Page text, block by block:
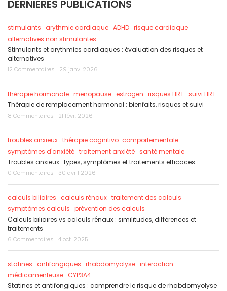
DERNIÈRES PUBLICATIONS
stimulants arythmie cardiaque ADHD risque cardiaque
alternatives non stimulantes
Stimulants et arythmies cardiaques : évaluation des risques et
alternatives
12 Commentaires | 29 janv. 2026
thérapie hormonale menopause estrogen risques HRT suivi HRT
Thérapie de remplacement hormonal : bienfaits, risques et suivi
8 Commentaires | 21 févr. 2026
troubles anxieux thérapie cognitivo-comportementale
symptômes d'anxiété traitement anxiété santé mentale
Troubles anxieux : types, symptômes et traitements efficaces
0 Commentaires | 30 avril 2026
calculs biliaires calculs rénaux traitement des calculs
symptômes calculs prévention des calculs
Calculs biliaires vs calculs rénaux : similitudes, différences et
traitements
6 Commentaires | 4 oct. 2025
statines antifongiques rhabdomyolyse interaction
médicamenteuse CYP3A4
Statines et antifongiques : comprendre le risque de rhabdomyolyse